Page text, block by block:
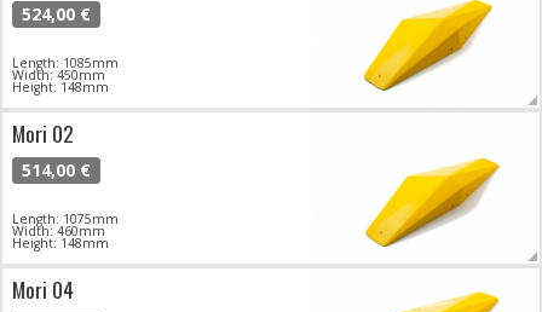
524,00 €
Length: 1085mm
Width: 450mm
Height: 148mm
Mori 02
514,00 €
Length: 1075mm
Width: 460mm
Height: 148mm
Mori 04